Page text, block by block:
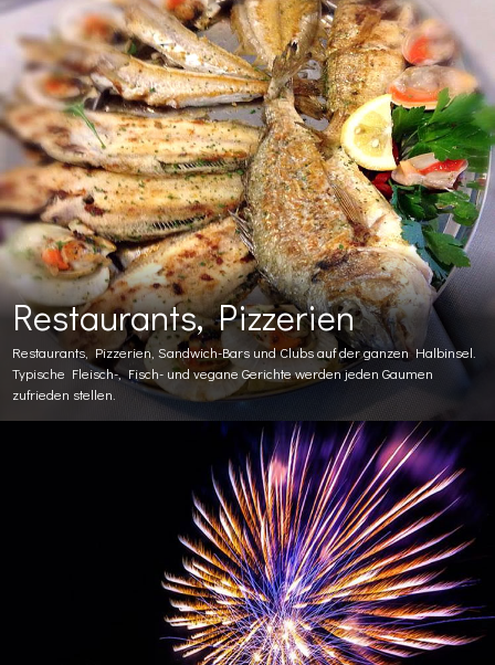
Restaurants, Pizzerien
Restaurants, Pizzerien, Sandwich-Bars und Clubs auf der ganzen Halbinsel.
Typische Fleisch-, Fisch- und vegane Gerichte werden jeden Gaumen
zufrieden stellen.